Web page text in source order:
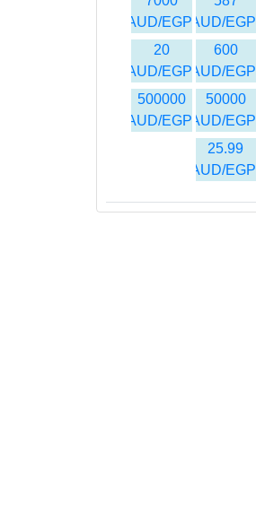
AUD/EGP
AUD/EGP
600
AUD/EGP
20
AUD/EGP
50000
AUD/EGP
500000
AUD/EGP
25.99
AUD/EGP